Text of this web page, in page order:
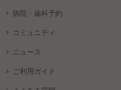
病院・歯科予約
コミュニティ
ニュース
ご利用ガイド